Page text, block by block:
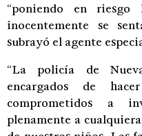
“poniendo en
inocentemente se
subrayó el agente
“La policía de
encargados de
comprometidos a
plenamente a